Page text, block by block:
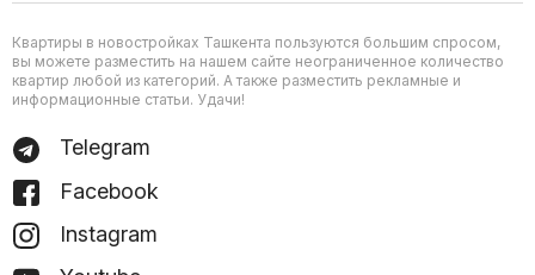
Квартиры в новостройках Ташкента пользуются большим спросом,
вы можете разместить на нашем сайте неограниченное количество
квартир любой из категорий. А также разместить рекламные и
информационные статьи. Удачи!
Telegram
Facebook
Instagram